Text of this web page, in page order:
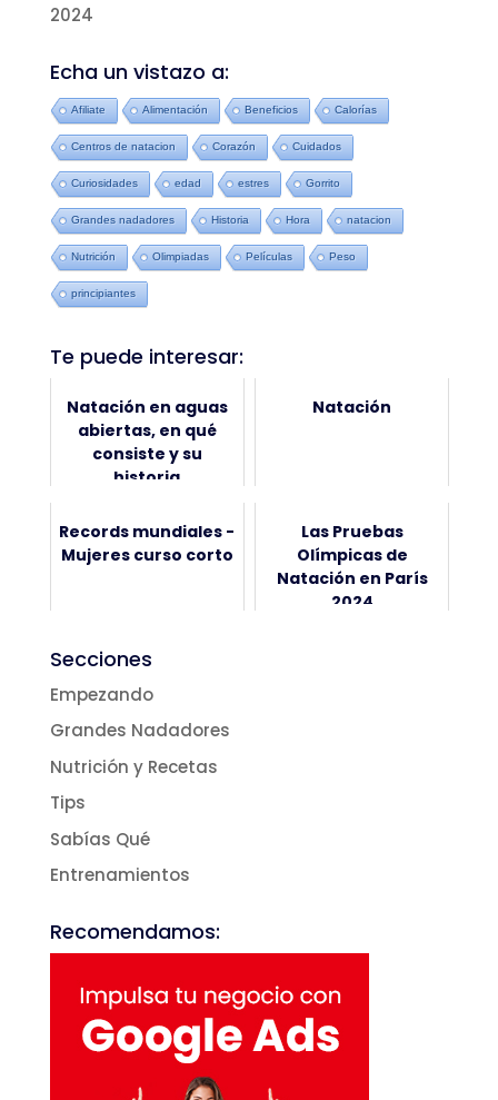
2024
Echa un vistazo a:
Afiliate Alimentación Beneficios Calorías
Centros de natacion Corazón Cuidados
Curiosidades edad estres Gorrito
Grandes nadadores Historia Hora natacion
Nutrición Olimpiadas Películas Peso
principiantes
Te puede interesar:
Natación en aguas
abiertas, en qué
consiste y su
historia
Natación
Records mundiales -
Mujeres curso corto
Las Pruebas
Olímpicas de
Natación en París
2024
Secciones
Empezando
Grandes Nadadores
Nutrición y Recetas
Tips
Sabías Qué
Entrenamientos
Recomendamos: